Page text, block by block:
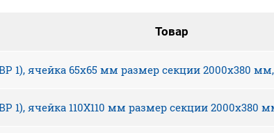
Товар
1), ячейка 65х65 мм размер секции 2000х380
1), ячейка 110Х110 мм размер секции 2000х380